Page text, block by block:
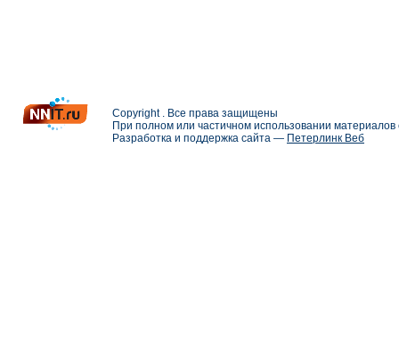
Copyright . Все права защищены
При полном или частичном использовании
Разработка и поддержка сайта — Петерлинк Веб